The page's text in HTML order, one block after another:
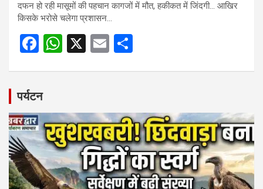
दफन हो रही मासूमों की पहचान कागजों में मौत, हकीकत में जिंदगी… आखिर
किसके भरोसे चलेगा प्रशासन…
F
b
o
o
k
W
A
p
p
X
E
पर्यटन